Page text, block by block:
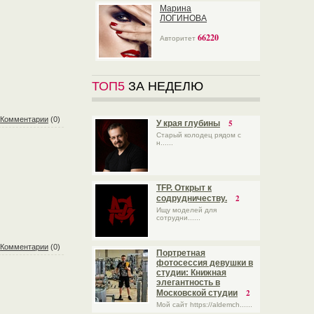
Комментарии (0)
Комментарии (0)
Марина
ЛОГИНОВА
Авторитет 66220
ТОП5 ЗА НЕДЕЛЮ
У края глубины 5
Старый колодец рядом с
н......
TFP. Открыт к
содрудничеству.
2
Ищу моделей для
сотрудни......
Портретная
фотосессия девушки в
студии: Книжная
элегантность в
Московской студии
2
Мой сайт https://aldemch......